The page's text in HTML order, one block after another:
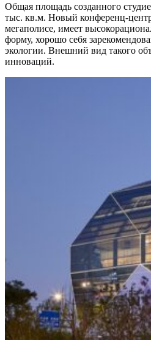
Общая площадь созданного
тыс. кв.м. Новый конференц-
мегаполисе, имеет
форму, хорошо себя
экологии. Внешний вид такого
инноваций.